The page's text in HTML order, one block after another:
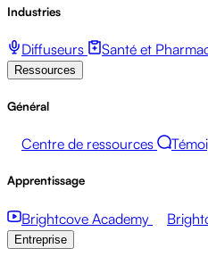
Industries
Diffuseurs Santé et
Ressources
Général
Centre de ressources
Apprentissage
Brightcove Academy
Entreprise